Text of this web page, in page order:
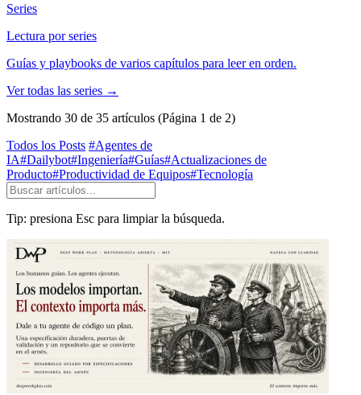
Series
Lectura por series
Guías y playbooks de varios capítulos para leer en orden.
Ver todas las series →
Mostrando 30 de 35 artículos (Página 1 de 2)
Todos los Posts #Agentes de
IA#Dailybot#Ingeniería#Guías#Actualizaciones de
Producto#Productividad de Equipos#Tecnología
Tip: presiona Esc para limpiar la búsqueda.